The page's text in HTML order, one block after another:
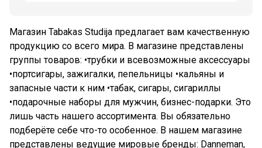
Магазин Tabakas Studija предлагает вам качественную
продукцию со всего мира. В магазине представлены
группы товаров: •трубки и всевозможные аксессуары
•портсигары, зажигалки, пепельницы •кальяны и
запасные части к ним •табак, сигары, сигариллы
•подарочные наборы для мужчин, бизнес-подарки. Это
лишь часть нашего ассортимента. Вы обязательно
подберёте себе что-то особенное. В нашем магазине
представлены ведущие мировые бренды: Danneman,